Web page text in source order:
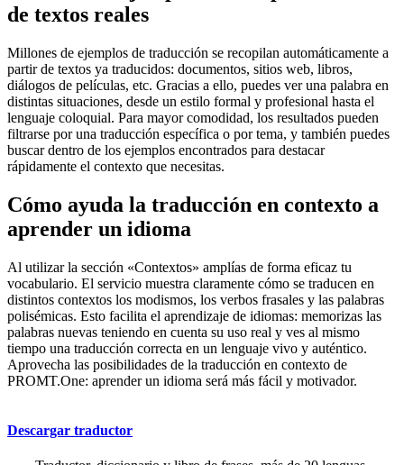
de textos reales
Millones de ejemplos de traducción se recopilan automáticamente a
partir de textos ya traducidos: documentos, sitios web, libros,
diálogos de películas, etc. Gracias a ello, puedes ver una palabra en
distintas situaciones, desde un estilo formal y profesional hasta el
lenguaje coloquial. Para mayor comodidad, los resultados pueden
filtrarse por una traducción específica o por tema, y también puedes
buscar dentro de los ejemplos encontrados para destacar
rápidamente el contexto que necesitas.
Cómo ayuda la traducción en contexto a
aprender un idioma
Al utilizar la sección «Contextos» amplías de forma eficaz tu
vocabulario. El servicio muestra claramente cómo se traducen en
distintos contextos los modismos, los verbos frasales y las palabras
polisémicas. Esto facilita el aprendizaje de idiomas: memorizas las
palabras nuevas teniendo en cuenta su uso real y ves al mismo
tiempo una traducción correcta en un lenguaje vivo y auténtico.
Aprovecha las posibilidades de la traducción en contexto de
PROMT.One: aprender un idioma será más fácil y motivador.
Descargar traductor